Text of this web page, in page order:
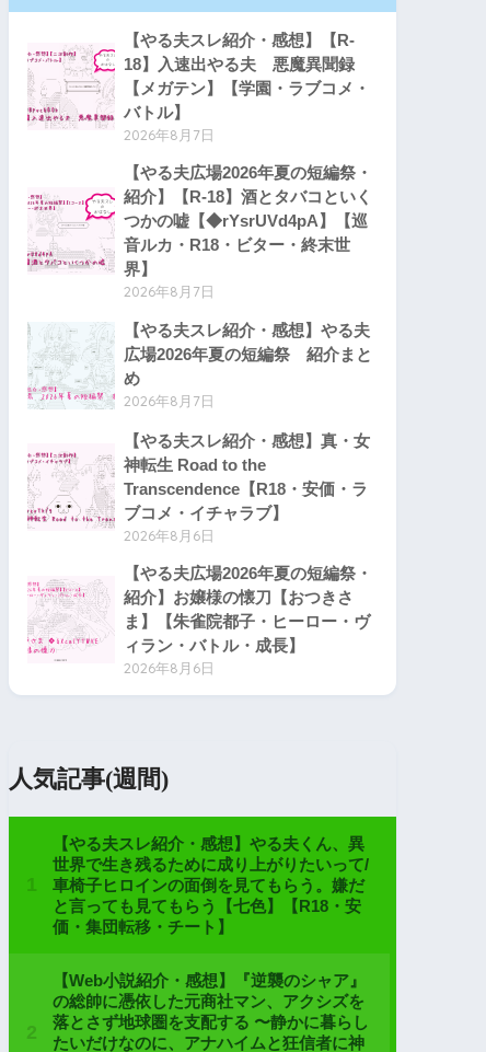
【やる夫スレ紹介・感想】【R-
18】入速出やる夫 悪魔異聞録
【メガテン】【学園・ラブコメ・
バトル】
2026年8月7日
【やる夫広場2026年夏の短編祭・
紹介】【R-18】酒とタバコといく
つかの嘘【◆rYsrUVd4pA】【巡
音ルカ・R18・ビター・終末世
界】
2026年8月7日
【やる夫スレ紹介・感想】やる夫
広場2026年夏の短編祭 紹介まと
め
2026年8月7日
【やる夫スレ紹介・感想】真・女
神転生 Road to the
Transcendence【R18・安価・ラ
ブコメ・イチャラブ】
2026年8月6日
【やる夫広場2026年夏の短編祭・
紹介】お嬢様の懐刀【おつきさ
ま】【朱雀院都子・ヒーロー・ヴ
ィラン・バトル・成長】
2026年8月6日
人気記事(週間)